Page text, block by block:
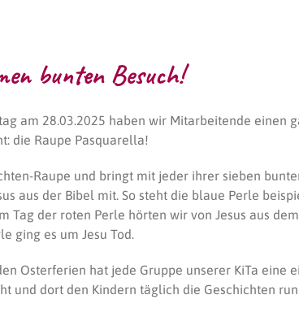
bunten Besuch!
am 28.03.2025 haben wir Mitarbeitende einen
die Raupe Pasquarella!
Raupe und bringt mit jeder ihrer sieben
aus der Bibel mit. So steht die blaue Perle
Tag der roten Perle hörten wir von Jesus aus
ging es um Jesu Tod.
Osterferien hat jede Gruppe unserer KiTa eine
und dort den Kindern täglich die Geschichten